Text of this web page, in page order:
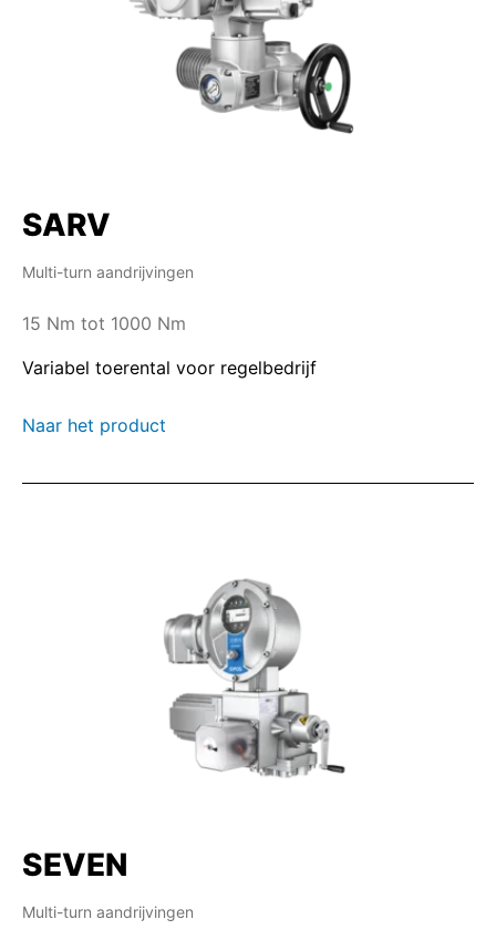
SARV
Multi-turn aandrijvingen
15 Nm tot 1000 Nm
Variabel toerental voor regelbedrijf
Naar het product
SEVEN
Multi-turn aandrijvingen